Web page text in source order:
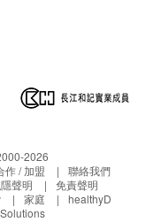
務診斷或治療用
病徵兆時，應立即
活易【健康網購
，或因使用此服務/
或法律訴訟，健康
切有關的索償或
2026
作 / 加盟
聯絡我們
聲明
免責聲明
家庭
healthyD